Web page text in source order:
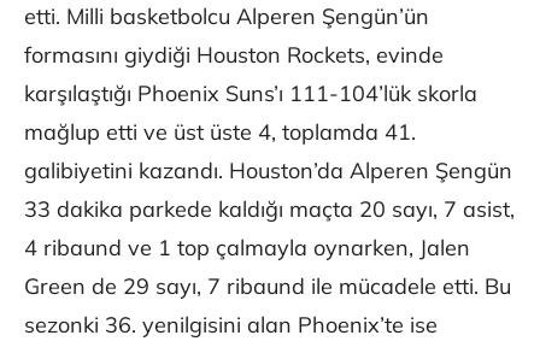
etti. Milli basketbolcu Alperen Şengün’ün
formasını giydiği Houston Rockets, evinde
karşılaştığı Phoenix Suns’ı 111-104’lük skorla
mağlup etti ve üst üste 4, toplamda 41.
galibiyetini kazandı. Houston’da Alperen Şengün
33 dakika parkede kaldığı maçta 20 sayı, 7 asist,
4 ribaund ve 1 top çalmayla oynarken, Jalen
Green de 29 sayı, 7 ribaund ile mücadele etti. Bu
sezonki 36. yenilgisini alan Phoenix’te ise